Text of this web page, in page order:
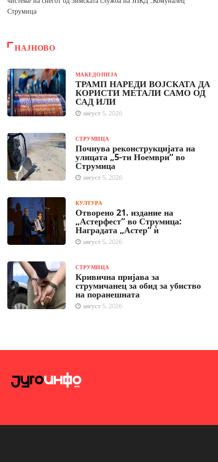
Струмица
НАЈНОВО
МАКЕДОНИЈА
ТРАМП НАРЕДИ ВОЈСКАТА ДА
КОРИСТИ МЕТАЛИ САМО ОД
САД ИЛИ
август 5, 2026
СТРУМИЦА
Почнува реконструкцијата на
улицата „5-ти Ноември“ во
Струмица
август 5, 2026
КУЛТУРА
Отворено 21. издание на
„Астерфест“ во Струмица:
Наградата „Астер“ ѝ
август 5, 2026
СТРУМИЦА
Кривична пријава за
струмичанец за обид за убиство
на поранешната
август 5, 2026